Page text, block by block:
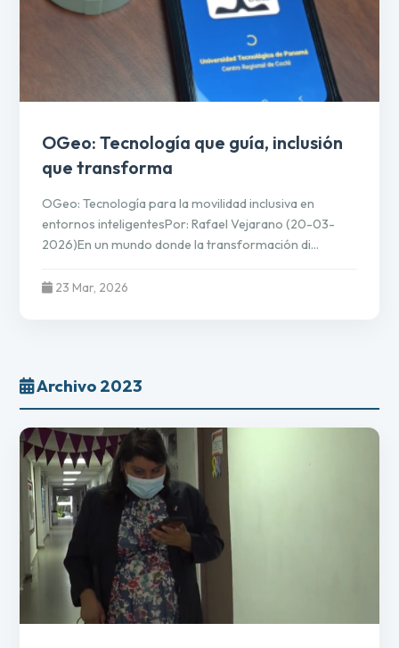
OGeo: Tecnología que guía, inclusión
que transforma
OGeo: Tecnología para la movilidad inclusiva en
entornos inteligentesPor: Rafael Vejarano (20-03-
2026)En un mundo donde la transformación di...
23 Mar, 2026
Archivo 2023